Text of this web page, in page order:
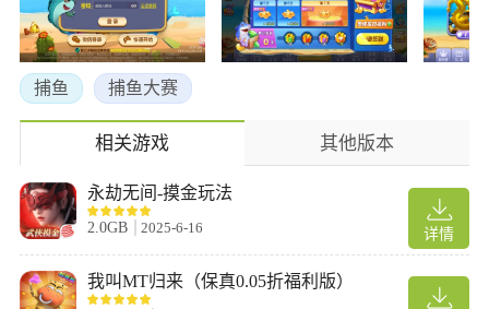
2.不断变幻的游戏场景，让你置身海底迷宫
3.街机千炮完美移植，更高倍率，更多BOSS！
4.多样技能，丰富玩法，更有神秘宝盒等你抢！
5.最简单的操作，最开心的收获，让你分分钟快乐！
捕鱼 捕鱼大赛
相关游戏 其他版本
详情
永劫无间-摸金玩法
2.0GB 2025-6-16
我叫MT归来（保真0.05折福利版）